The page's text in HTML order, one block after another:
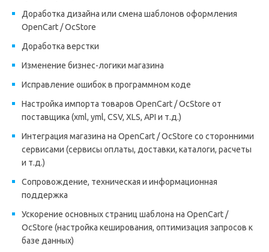
Доработка дизайна или смена шаблонов оформления
OpenCart / OcStore
Доработка верстки
Изменение бизнес-логики магазина
Исправление ошибок в программном коде
Настройка импорта товаров OpenCart / OcStore от
поставщика (xml, yml, CSV, XLS, API и т.д.)
Интеграция магазина на OpenCart / OcStore со сторонними
сервисами (сервисы оплаты, доставки, каталоги, расчеты
и т.д.)
Сопровождение, техническая и информационная
поддержка
Ускорение основных страниц шаблона на OpenCart /
OcStore (настройка кеширования, оптимизация запросов к
базе данных)